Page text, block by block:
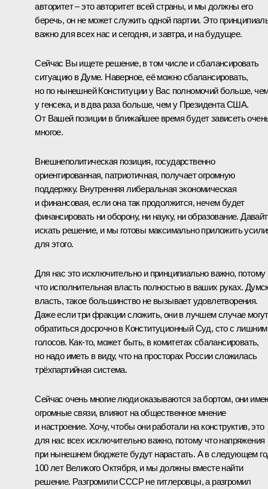
авторитет – это авторитет всей страны, и мы должны его
беречь, он не может служить одной партии. Это
важно для всех нас и сегодня, и завтра, и на будущее.
Сейчас Вы ищете решение, в том числе и сбалансировать
ситуацию в Думе. Наверное, её можно сбалансировать,
но по нынешней Конституции у Вас полномочий больше,
у генсека, и в два раза больше, чем у Президента США.
От Вашей позиции в ближайшее время будет зависеть
многое.
Внешнеполитическая позиция, государственно
ориентированная, патриотичная, получает огромную
поддержку. Внутренняя либеральная экономическая
и финансовая, если она так продолжится, нечем будет
финансировать ни оборону, ни науку, ни образование.
искать решение, и мы готовы максимально приложить
для этого.
Для нас это исключительно и принципиально важно, потому
что исполнительная власть полностью в ваших руках.
власть, такое большинство не вызывает удовлетворения.
Даже если три фракции сложить, они в лучшем случае могут
обратиться досрочно в Конституционный Суд, сто с лишним
голосов. Как‑то, может быть, в комитетах сбалансировать,
но надо иметь в виду, что на просторах России сложилась
трёхпартийная система.
Сейчас очень многие люди оказываются за бортом, они
огромные связи, влияют на общественное мнение
и настроение. Хочу, чтобы они работали на конструктив, это
для нас всех исключительно важно, потому что напряжения
при нынешнем бюджете будут нарастать. А в следующем
100 лет Великого Октября, и мы должны вместе найти
решение. Разгромили СССР не гитлеровцы, а разгромил